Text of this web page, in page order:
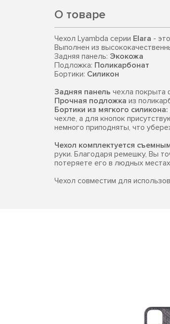
О товаре
Чехол Lyambda серии Elara -
Выполнен из
Задняя панель: Экокожа
Подложка: Поликарбонат
Бортики: Силикон
Задняя панель чехла покрыта
Прочная подложка из
Бортики из мягкого силикона:
чехле, а для кнопок
немного приподняты, что
Чехол комплектуется
руки. Благодаря ремешку, Вы
потеряете его в людных
Чехол совместим для